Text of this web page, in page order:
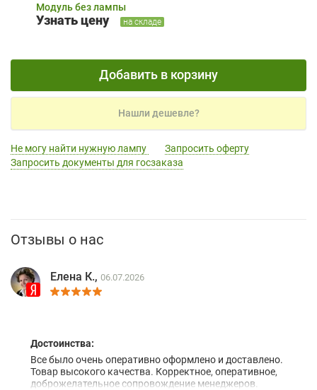
Модуль без лампы
Узнать цену на складе
Добавить в корзину
Нашли дешевле?
Не могу найти нужную лампу
Запросить оферту
Запросить документы для госзаказа
Отзывы о нас
Елена К., 06.07.2026
Достоинства:
Все было очень оперативно оформлено и доставлено.
Товар высокого качества. Корректное, оперативное,
доброжелательное сопровождение менеджеров.